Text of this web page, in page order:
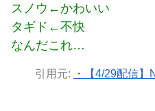
スノウ←かわいい
タギド←不快
なんだこれ…
引用元:
・【4/29配信